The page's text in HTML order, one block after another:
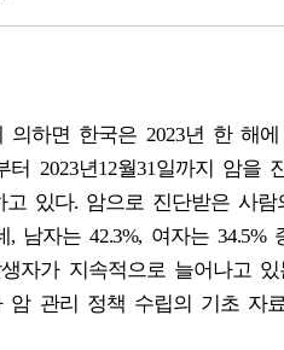
의하면 한국은 2023년 한 해
2023년12월31일까지 암을
있다. 암으로 진단받은 사람
, 남자는 42.3%, 여자는 34.5%
자가 지속적으로 늘어나고
암 관리 정책 수립의 기초 자